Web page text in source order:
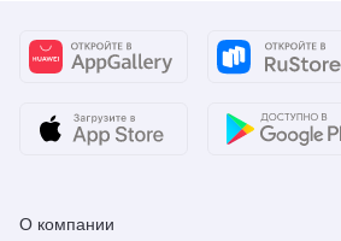
О компании